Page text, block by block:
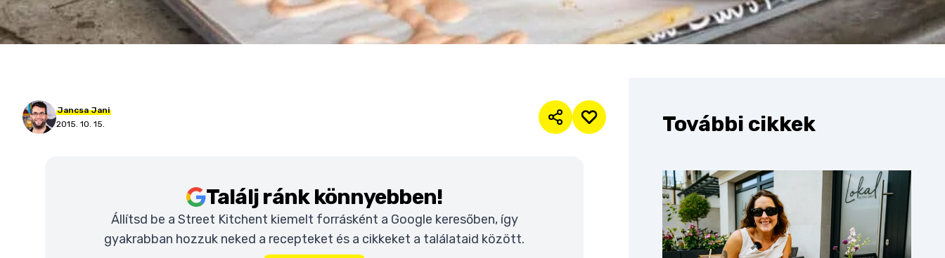
Jancsa Jani
2015. 10. 15.
Találj ránk könnyebben!
Állítsd be a Street Kitchent kiemelt forrásként a Google keresőben, így
gyakrabban hozzuk neked a recepteket és a cikkeket a találataid között.
További cikkek